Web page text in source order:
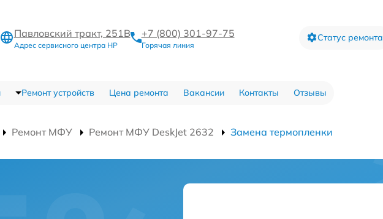
Павловский тракт, 251В
Адрес сервисного центра HP
+7 (800) 301-97-75
Горячая линия
Статус ремонта
Ремонт устройств Цена ремонта Вакансии Контакты Отзывы
Ремонт МФУ Ремонт МФУ DeskJet 2632 Замена термопленки